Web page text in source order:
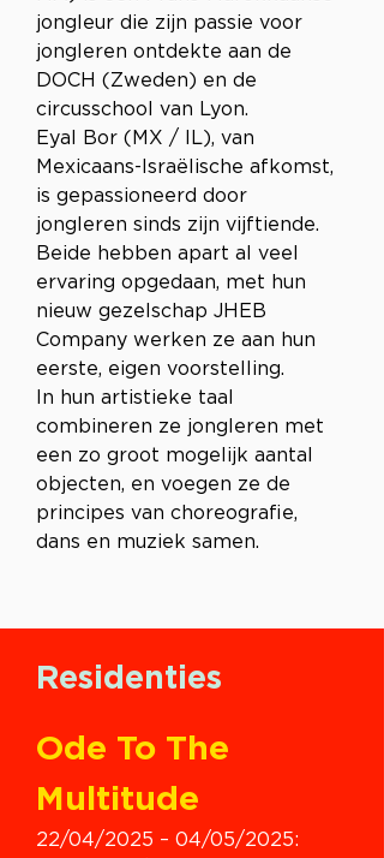
jongleur die zijn passie voor
jongleren ontdekte aan de
DOCH (Zweden) en de
circusschool van Lyon.
Eyal Bor (MX / IL), van
Mexicaans-Israëlische afkomst,
is gepassioneerd door
jongleren sinds zijn vijftiende.
Beide hebben apart al veel
ervaring opgedaan, met hun
nieuw gezelschap JHEB
Company werken ze aan hun
eerste, eigen voorstelling.
In hun artistieke taal
combineren ze jongleren met
een zo groot mogelijk aantal
objecten, en voegen ze de
principes van choreografie,
dans en muziek samen.
Residenties
Ode To The
Multitude
22/04/2025 – 04/05/2025: